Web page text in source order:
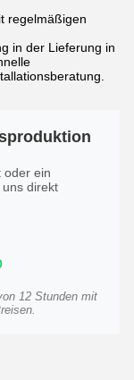
regelmäßigen
in der Lieferung in
oder ein
direkt
12 Stunden mit